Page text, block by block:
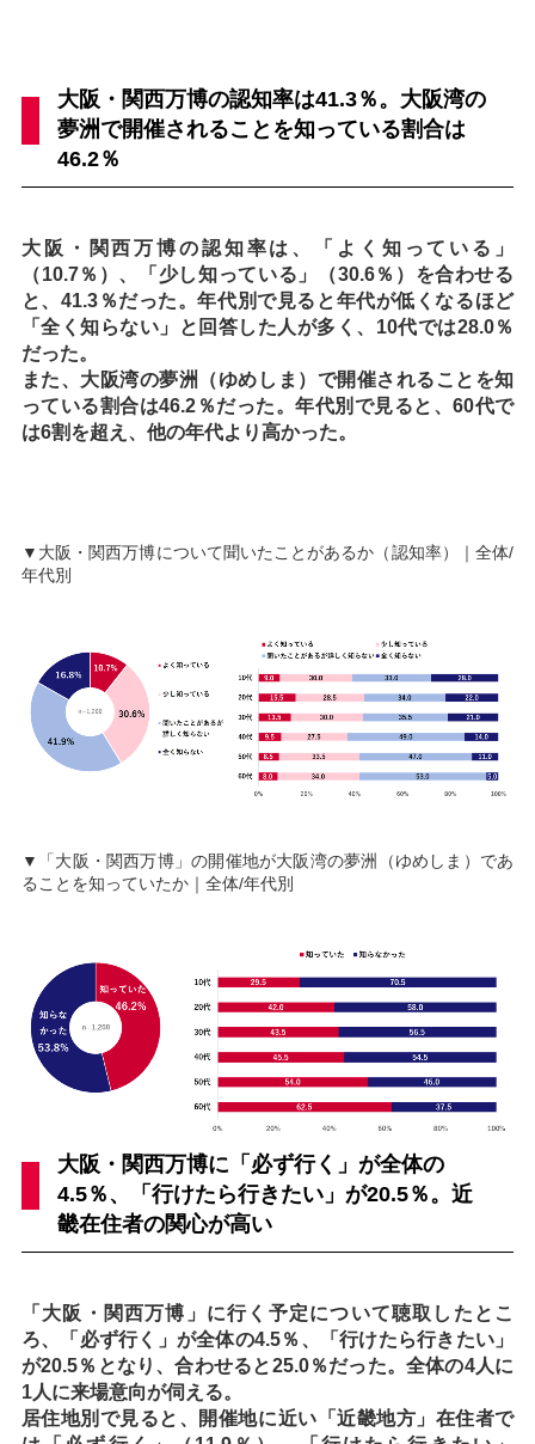
大阪・関西万博の認知率は41.3％。大阪湾の
夢洲で開催されることを知っている割合は
46.2％
大阪・関西万博の認知率は、「よく知っている」
（10.7％）、「少し知っている」（30.6％）を合わせる
と、41.3％だった。年代別で見ると年代が低くなるほど
「全く知らない」と回答した人が多く、10代では28.0％
だった。
また、大阪湾の夢洲（ゆめしま）で開催されることを知
っている割合は46.2％だった。年代別で見ると、60代で
は6割を超え、他の年代より高かった。
▼大阪・関西万博について聞いたことがあるか（認知率）｜全体/
年代別
▼「大阪・関西万博」の開催地が大阪湾の夢洲（ゆめしま）であ
ることを知っていたか｜全体/年代別
大阪・関西万博に「必ず行く」が全体の
4.5％、「行けたら行きたい」が20.5％。近
畿在住者の関心が高い
「大阪・関西万博」に行く予定について聴取したとこ
ろ、「必ず行く」が全体の4.5％、「行けたら行きたい」
が20.5％となり、合わせると25.0％だった。全体の4人に
1人に来場意向が伺える。
居住地別で見ると、開催地に近い「近畿地方」在住者で